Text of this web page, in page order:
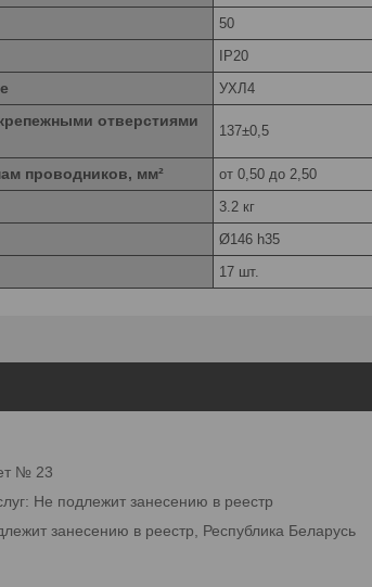
50
IP20
УХЛ4
отверстиями
137±0,5
проводников, мм² от 0,50 до 2,50
3.2 кг
Ø146 h35
17 шт.
№ 23
Не подлежит занесению в реестр
занесению в реестр, Республика Беларусь